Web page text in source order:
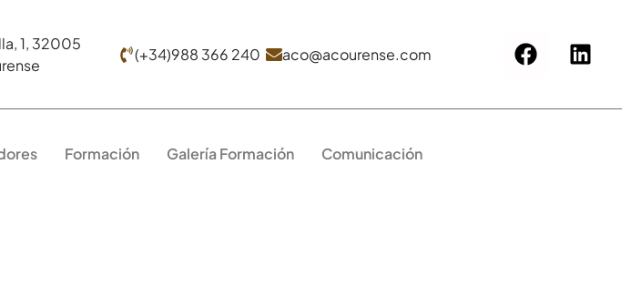
1, 32005
(+34)988 366 240 aco@acourense.com
Formación Galería Formación Comunicación